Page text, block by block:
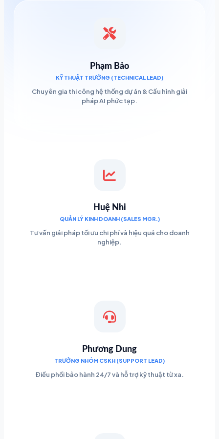
Phạm Bảo
KỸ THUẬT TRƯỞNG (TECHNICAL LEAD)
Chuyên gia thi công hệ thống dự án & Cấu hình giải
pháp AI phức tạp.
Huệ Nhi
QUẢN LÝ KINH DOANH (SALES MGR.)
Tư vấn giải pháp tối ưu chi phí và hiệu quả cho doanh
nghiệp.
Phương Dung
TRƯỞNG NHÓM CSKH (SUPPORT LEAD)
Điều phối bảo hành 24/7 và hỗ trợ kỹ thuật từ xa.